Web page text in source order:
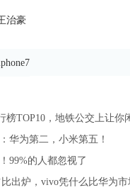
治豪
榜TOP10，地铁公交上让你
华为第二，小米第五！
99%的人都忽视了
出炉，vivo凭什么比华为市